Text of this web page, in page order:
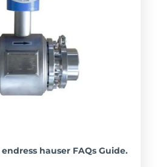
hauser FAQs Guide.